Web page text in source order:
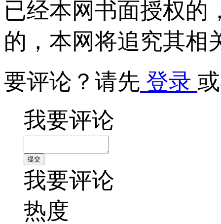
已经本网书面授权的
的，本网将追究其相
要评论？请先 登录
我要评论
我要评论
热度